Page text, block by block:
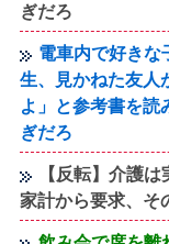
ぎだろ
電車内で好きな
生、見かねた友人
よ」と参考書を
ぎだろ
【反転】介護
家計から要求、